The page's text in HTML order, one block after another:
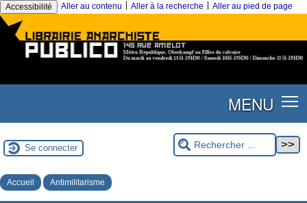
Accessibilité Aller au contenu Aller à la recherche Aller au pied de page
MENU
Se connecter
Accueil Antimilitarisme